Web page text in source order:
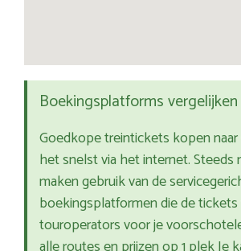
Boekingsplatforms vergelijken
Goedkope treintickets kopen naar
het snelst via het internet. Steeds
maken gebruik van de
boekingsplatformen die de tickets
touroperators voor je